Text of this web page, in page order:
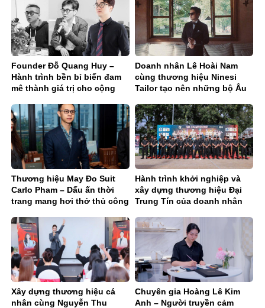
Founder Đỗ Quang Huy –
Hành trình bền bỉ biến đam
mê thành giá trị cho cộng
Doanh nhân Lê Hoài Nam
cùng thương hiệu Ninesi
Tailor tạo nên những bộ Âu
Thương hiệu May Đo Suit
Carlo Pham – Dấu ấn thời
trang mang hơi thở thủ công
Hành trình khởi nghiệp và
xây dựng thương hiệu Đại
Trung Tín của doanh nhân
Xây dựng thương hiệu cá
nhân cùng Nguyễn Thu
Chuyên gia Hoàng Lê Kim
Anh – Người truyền cảm